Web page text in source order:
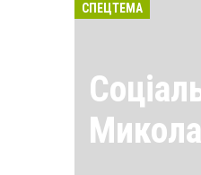
СПЕЦТЕМА